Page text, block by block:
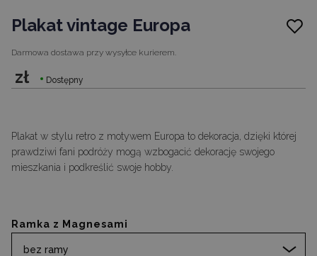
Plakat vintage Europa
Darmowa dostawa przy wysyłce kurierem.
zł Dostępny
Plakat w stylu retro z motywem Europa to dekoracja, dzięki której
prawdziwi fani podróży mogą wzbogacić dekorację swojego
mieszkania i podkreślić swoje hobby.
Ramka z Magnesami
bez ramy